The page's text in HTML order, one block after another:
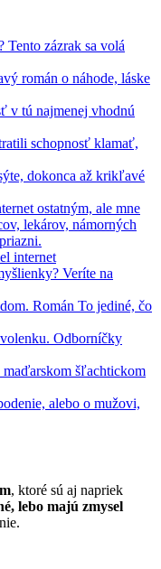
zázrak sa volá
román o náhode, láske
v tú najmenej vhodnú
schopnosť klamať,
dokonca až krikľavé
ostatným, ale mne
lekárov, námorných
internet
Veríte na
Román To jediné, čo
Odborníčky
maďarskom šľachtickom
alebo o mužovi,
, ktoré sú aj napriek
lebo majú zmysel